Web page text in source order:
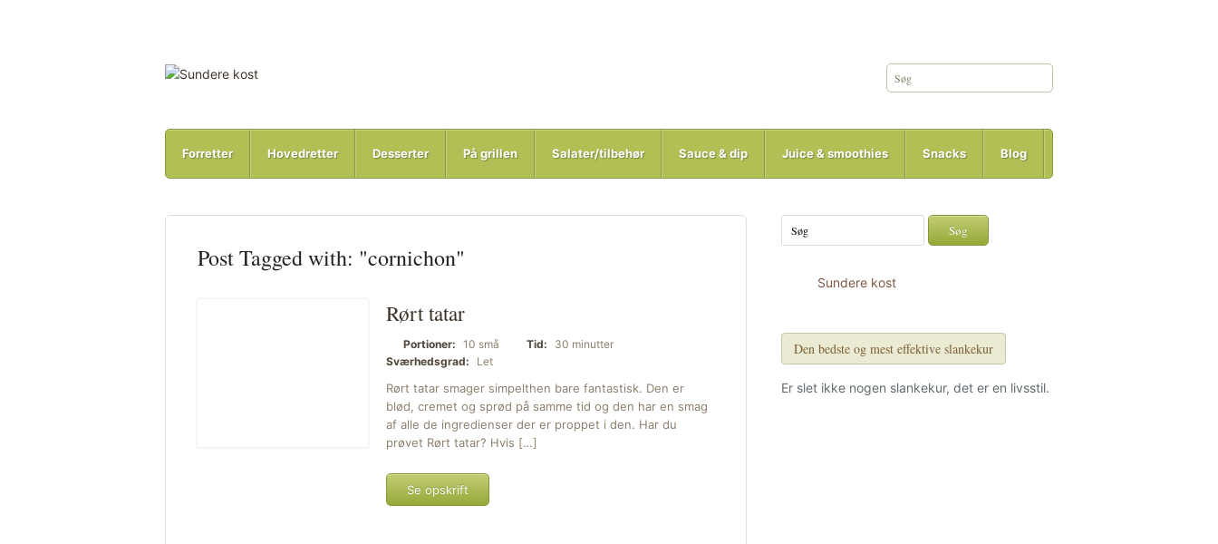
Forretter Hovedretter Desserter På grillen Salater/tilbehør Sauce & dip Juice & smoothies Snacks Blog
Post Tagged with: "cornichon"
Rørt tatar
Portioner: 10 små Tid:
30 minutter
Sværhedsgrad:
Let
Rørt tatar smager simpelthen bare fantastisk. Den er
blød, cremet og sprød på samme tid og den har en smag
af alle de ingredienser der er proppet i den. Har du
prøvet Rørt tatar? Hvis […]
Se opskrift
Sundere kost
Den bedste og mest effektive slankekur
Er slet ikke nogen slankekur, det er en livsstil.